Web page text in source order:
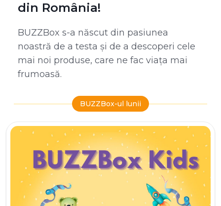
din România!
BUZZBox s-a născut din pasiunea
noastră de a testa și de a descoperi cele
mai noi produse, care ne fac viața mai
frumoasă.
BUZZBox-ul lunii